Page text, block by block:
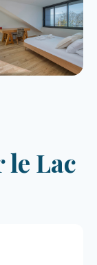
le Lac